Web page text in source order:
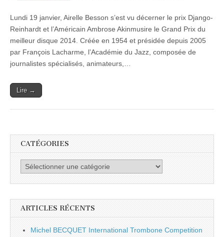
prix
Django-
du
meilleur
Lundi 19 janvier, Airelle Besson s’est vu décerner le prix Django-
Reinhardt et l’Américain Ambrose Akinmusire le Grand Prix du
meilleur disque 2014. Créée en 1954 et présidée depuis 2005
par François Lacharme, l’Académie du Jazz, composée de
journalistes spécialisés, animateurs,…
Lire →
CATÉGORIES
Catégories
ARTICLES RÉCENTS
Michel BECQUET International Trombone Competition